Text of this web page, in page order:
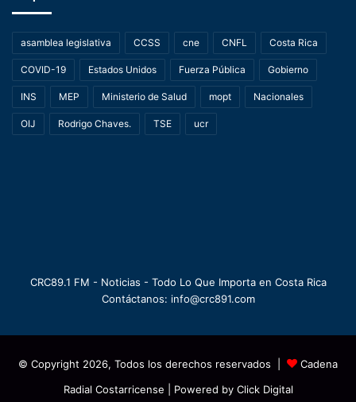
asamblea legislativa CCSS cne CNFL Costa Rica
COVID-19 Estados Unidos Fuerza Pública Gobierno
INS MEP Ministerio de Salud mopt Nacionales
OIJ Rodrigo Chaves. TSE ucr
CRC89.1 FM - Noticias - Todo Lo Que Importa en Costa Rica
Contáctanos: info@crc891.com
© Copyright 2026, Todos los derechos reservados |
Cadena
Radial Costarricense | Powered by Click Digital